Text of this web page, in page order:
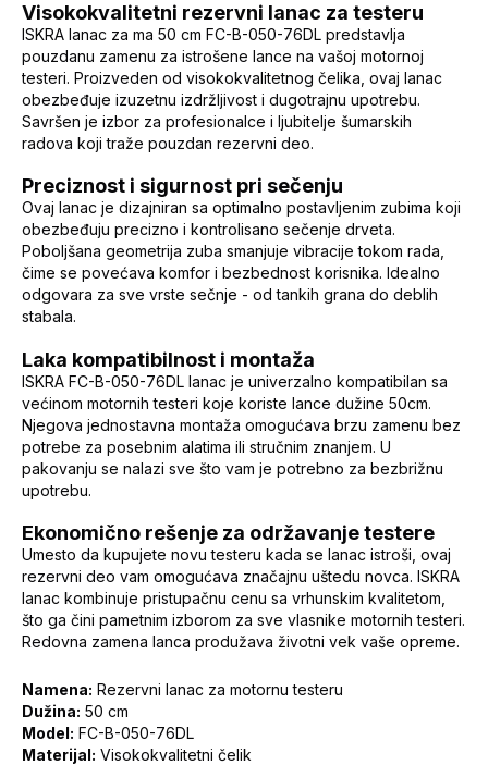
Visokokvalitetni rezervni lanac za testeru
ISKRA lanac za ma 50 cm FC-B-050-76DL predstavlja
pouzdanu zamenu za istrošene lance na vašoj motornoj
testeri. Proizveden od visokokvalitetnog čelika, ovaj lanac
obezbeđuje izuzetnu izdržljivost i dugotrajnu upotrebu.
Savršen je izbor za profesionalce i ljubitelje šumarskih
radova koji traže pouzdan rezervni deo.
Preciznost i sigurnost pri sečenju
Ovaj lanac je dizajniran sa optimalno postavljenim zubima koji
obezbeđuju precizno i kontrolisano sečenje drveta.
Poboljšana geometrija zuba smanjuje vibracije tokom rada,
čime se povećava komfor i bezbednost korisnika. Idealno
odgovara za sve vrste sečnje - od tankih grana do deblih
stabala.
Laka kompatibilnost i montaža
ISKRA FC-B-050-76DL lanac je univerzalno kompatibilan sa
većinom motornih testeri koje koriste lance dužine 50cm.
Njegova jednostavna montaža omogućava brzu zamenu bez
potrebe za posebnim alatima ili stručnim znanjem. U
pakovanju se nalazi sve što vam je potrebno za bezbrižnu
upotrebu.
Ekonomično rešenje za održavanje testere
Umesto da kupujete novu testeru kada se lanac istroši, ovaj
rezervni deo vam omogućava značajnu uštedu novca. ISKRA
lanac kombinuje pristupačnu cenu sa vrhunskim kvalitetom,
što ga čini pametnim izborom za sve vlasnike motornih testeri.
Redovna zamena lanca produžava životni vek vaše opreme.
Namena: Rezervni lanac za motornu testeru
Dužina: 50 cm
Model: FC-B-050-76DL
Materijal: Visokokvalitetni čelik